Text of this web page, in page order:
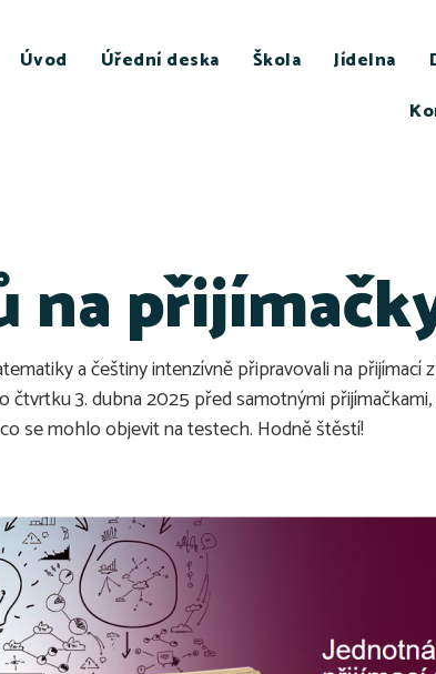
Úvod Úřední deska Škola Jídelna
na
a češtiny intenzívně připravovali na
3. dubna 2025 před samotnými
se mohlo objevit na testech. Hodně štěstí!